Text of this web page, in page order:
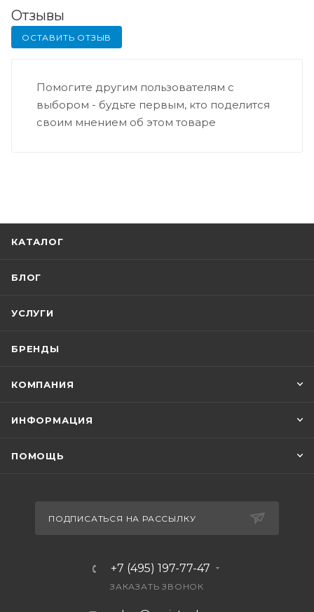
Отзывы
ОСТАВИТЬ ОТЗЫВ
Помогите другим пользователям с
выбором - будьте первым, кто поделится
своим мнением об этом товаре
КАТАЛОГ
БЛОГ
УСЛУГИ
БРЕНДЫ
КОМПАНИЯ
ИНФОРМАЦИЯ
ПОМОЩЬ
ПОДПИСАТЬСЯ НА РАССЫЛКУ
+7 (495) 197-77-47
ЗАКАЗАТЬ ЗВОНОК